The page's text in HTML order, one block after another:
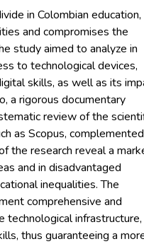
in Colombian education,
and compromises the
study aimed to analyze in
to technological devices,
skills, as well as its
a rigorous documentary
review of the
as Scopus, complemented
the research reveal a
and in disadvantaged
inequalities. The
comprehensive and
technological infrastructure,
thus guaranteeing a